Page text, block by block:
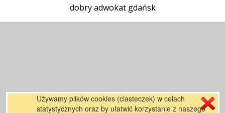
dobry adwokat gdańsk
Używamy plików cookies (ciasteczek) w celach
statystycznych oraz by ułatwić korzystanie z naszego